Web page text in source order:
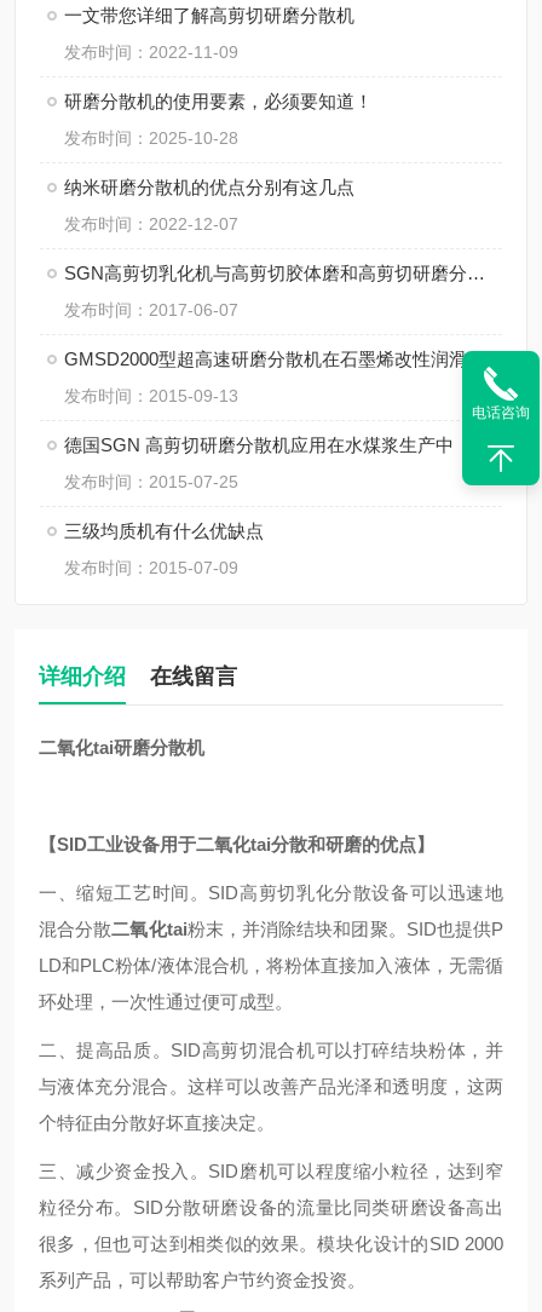
一文带您详细了解高剪切研磨分散机
发布时间：2022-11-09
研磨分散机的使用要素，必须要知道！
发布时间：2025-10-28
纳米研磨分散机的优点分别有这几点
发布时间：2022-12-07
SGN高剪切乳化机与高剪切胶体磨和高剪切研磨分散机的区别
发布时间：2017-06-07
GMSD2000型超高速研磨分散机在石墨烯改性润滑油中的应用
发布时间：2015-09-13
德国SGN 高剪切研磨分散机应用在水煤浆生产中
发布时间：2015-07-25
三级均质机有什么优缺点
发布时间：2015-07-09
详细介绍 在线留言
二氧化tai研磨分散机
【SID工业设备用于二氧化tai分散和研磨的优点】
一、缩短工艺时间。SID高剪切乳化分散设备可以迅速地
混合分散二氧化tai粉末，并消除结块和团聚。SID也提供P
LD和PLC粉体/液体混合机，将粉体直接加入液体，无需循
环处理，一次性通过便可成型。
二、提高品质。SID高剪切混合机可以打碎结块粉体，并
与液体充分混合。这样可以改善产品光泽和透明度，这两
个特征由分散好坏直接决定。
三、减少资金投入。SID磨机可以程度缩小粒径，达到窄
粒径分布。SID分散研磨设备的流量比同类研磨设备高出
很多，但也可达到相类似的效果。模块化设计的SID 2000
系列产品，可以帮助客户节约资金投资。
电话咨询